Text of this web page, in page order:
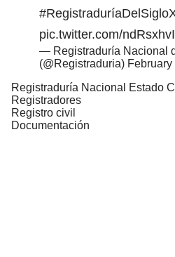
pic.twitter.com/
— Registraduría Nacional
(@Registraduria)
Registraduría Nacional Estado
Registradores
Registro civil
Documentación